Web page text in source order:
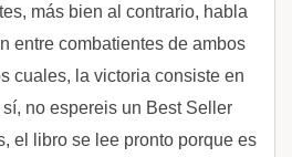
más bien al contrario, habla
entre combatientes de ambos
cuales, la victoria consiste en
no espereis un Best Seller
el libro se lee pronto porque es